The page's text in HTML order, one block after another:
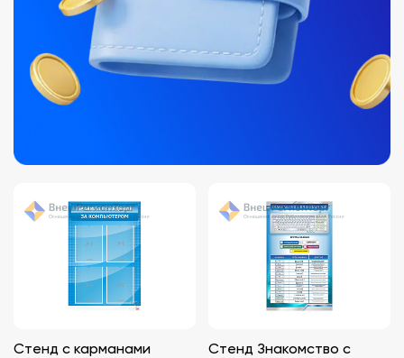
Стенд с карманами
Стенд Знакомство с